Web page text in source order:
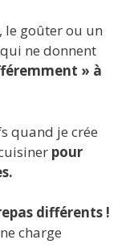
le goûter ou un
ne donnent
» à
quand je crée
pour
différents !
charge